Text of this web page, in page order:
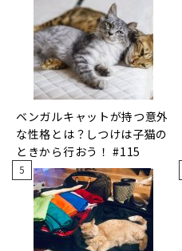
ベンガルキャットが持つ意外
な性格とは？しつけは子猫の
ときから行おう！ #115